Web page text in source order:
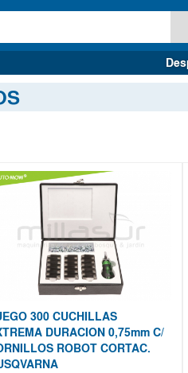
300 CUCHILLAS
DURACION 0,75mm C/
ROBOT CORTAC.